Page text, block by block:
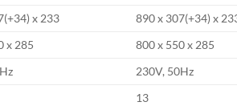
x 233 890 x 307(+34) x
x 285 800 x 550 x 285
230V, 50Hz
13